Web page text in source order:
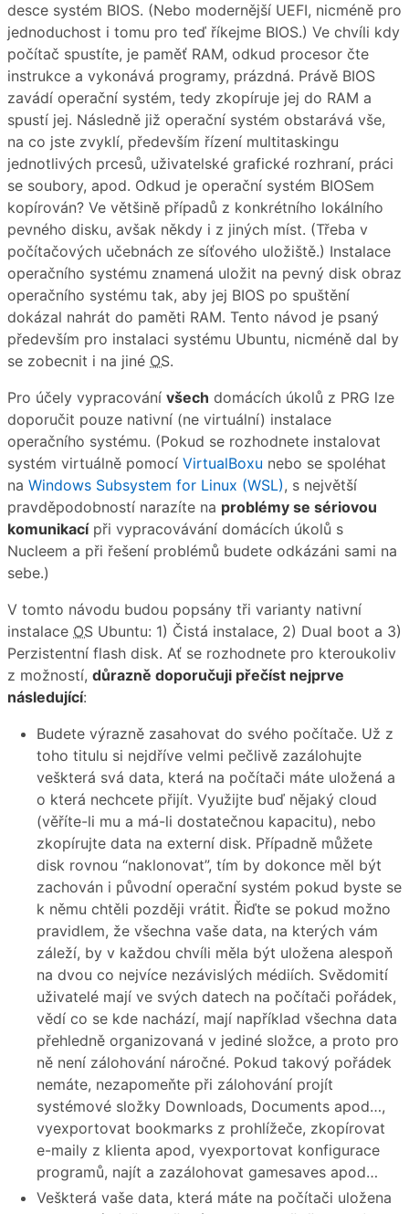
desce systém BIOS. (Nebo modernější UEFI, nicméně pro
jednoduchost i tomu pro teď říkejme BIOS.) Ve chvíli kdy
počítač spustíte, je paměť RAM, odkud procesor čte
instrukce a vykonává programy, prázdná. Právě BIOS
zavádí operační systém, tedy zkopíruje jej do RAM a
spustí jej. Následně již operační systém obstarává vše,
na co jste zvyklí, především řízení multitaskingu
jednotlivých prcesů, uživatelské grafické rozhraní, práci
se soubory, apod. Odkud je operační systém BIOSem
kopírován? Ve většině případů z konkrétního lokálního
pevného disku, avšak někdy i z jiných míst. (Třeba v
počítačových učebnách ze síťového uložiště.) Instalace
operačního systému znamená uložit na pevný disk obraz
operačního systému tak, aby jej BIOS po spuštění
dokázal nahrát do paměti RAM. Tento návod je psaný
především pro instalaci systému Ubuntu, nicméně dal by
se zobecnit i na jiné OS.
Pro účely vypracování všech domácích úkolů z PRG lze
doporučit pouze nativní (ne virtuální) instalace
operačního systému. (Pokud se rozhodnete instalovat
systém virtuálně pomocí VirtualBoxu nebo se spoléhat
na Windows Subsystem for Linux (WSL), s největší
pravděpodobností narazíte na problémy se sériovou
komunikacípři vypracovávání domácích úkolů s
Nucleem a při řešení problémů budete odkázáni sami na
sebe.)
V tomto návodu budou popsány tři varianty nativní
instalace OS Ubuntu: 1) Čistá instalace, 2) Dual boot a 3)
Perzistentní flash disk. Ať se rozhodnete pro kteroukoliv
z možností, důrazně doporučuji přečíst nejprve
následující:
Budete výrazně zasahovat do svého počítače. Už z
toho titulu si nejdříve velmi pečlivě zazálohujte
veškterá svá data, která na počítači máte uložená a
o která nechcete přijít. Využijte buď nějaký cloud
(věříte-li mu a má-li dostatečnou kapacitu), nebo
zkopírujte data na externí disk. Případně můžete
disk rovnou “naklonovat”, tím by dokonce měl být
zachován i původní operační systém pokud byste se
k němu chtěli později vrátit. Řiďte se pokud možno
pravidlem, že všechna vaše data, na kterých vám
záleží, by v každou chvíli měla být uložena alespoň
na dvou co nejvíce nezávislých médiích. Svědomití
uživatelé mají ve svých datech na počítači pořádek,
vědí co se kde nachází, mají například všechna data
přehledně organizovaná v jediné složce, a proto pro
ně není zálohování náročné. Pokud takový pořádek
nemáte, nezapomeňte při zálohování projít
systémové složky Downloads, Documents apod…,
vyexportovat bookmarks z prohlížeče, zkopírovat
e-maily z klienta apod, vyexportovat konfigurace
programů, najít a zazálohovat gamesaves apod…
Veškterá vaše data, která máte na počítači uložena